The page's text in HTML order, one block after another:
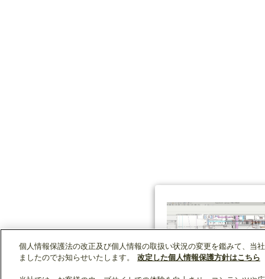
個人情報保護法の改正及び個人情報の取扱い状況の変更を鑑みて、当
ましたのでお知らせいたします。
改定した個人情報保護方針はこちら